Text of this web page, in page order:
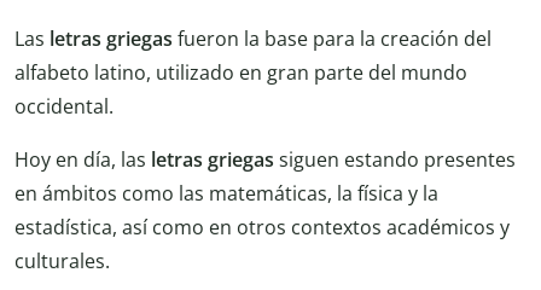
Las letras griegas fueron la base para la creación del
alfabeto latino, utilizado en gran parte del mundo
occidental.
Hoy en día, las letras griegas siguen estando presentes
en ámbitos como las matemáticas, la física y la
estadística, así como en otros contextos académicos y
culturales.